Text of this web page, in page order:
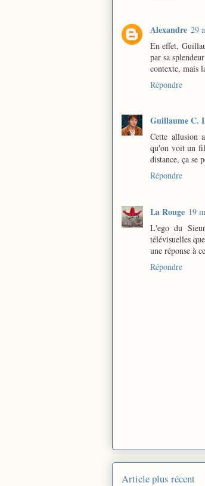
Alexandre 29
En effet,
par sa
contexte, mais
Répondre
Guillaume C.
Cette allusion
qu'on voit un
distance, ça se
Répondre
La Rouge 19
L'ego du
télévisuelles
une réponse à
Répondre
Article plus récent